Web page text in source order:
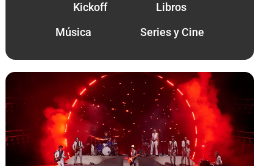
Kickoff
Libros
Música
Series y Cine